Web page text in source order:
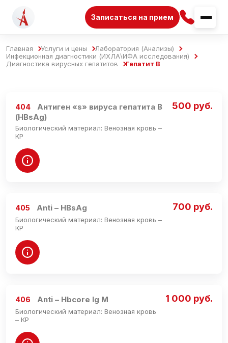
Записаться на прием
Главная Услуги и цены
Лаборатория (Анализы)
Инфекционная диагностики (ИХЛА\ИФА исследования)
Диагностика вирусных гепатитов
Гепатит В
404
Антиген «s» вируса гепатита В
(HBsAg)
Биологический материал: Венозная кровь –
КР
500 руб.
405 Anti – HBsAg
Биологический материал: Венозная кровь –
КР
700 руб.
406 Anti – Hbcore Ig M
Биологический материал: Венозная кровь
– КР
1 000 руб.